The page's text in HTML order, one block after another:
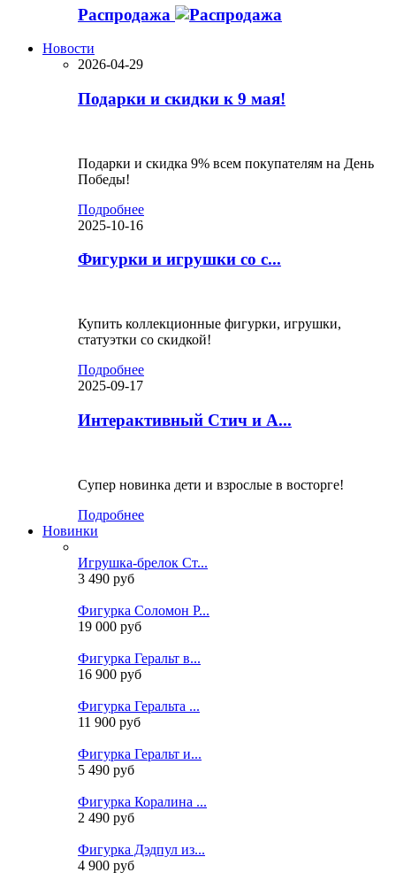
Распродажа
Новости
2026-04-29
Подарки и скидки к 9 мая!
Подарки и скидка 9% всем покупателям на День
Победы!
Подробнее
2025-10-16
Фигурки и игрушки со с...
Купить коллекционные фигурки, игрушки,
статуэтки со скидкой!
Подробнее
2025-09-17
Интерактивный Стич и А...
Супер новинка дети и взрослые в восторге!
Подробнее
Новинки
Игрушка-брелок Ст...
3 490 руб
Фигурка Соломон Р...
19 000 руб
Фигурка Геральт в...
16 900 руб
Фигурка Геральта ...
11 900 руб
Фигурка Геральт и...
5 490 руб
Фигурка Коралина ...
2 490 руб
Фигурка Дэдпул из...
4 900 руб